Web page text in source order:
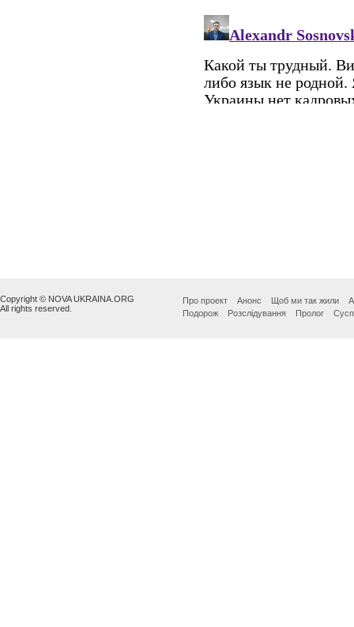
Copyright © NOVA UKRAINA.ORG
All rights reserved.
Про проект Анонс Щоб ми так жили
Подорож
Розслідування Пролог